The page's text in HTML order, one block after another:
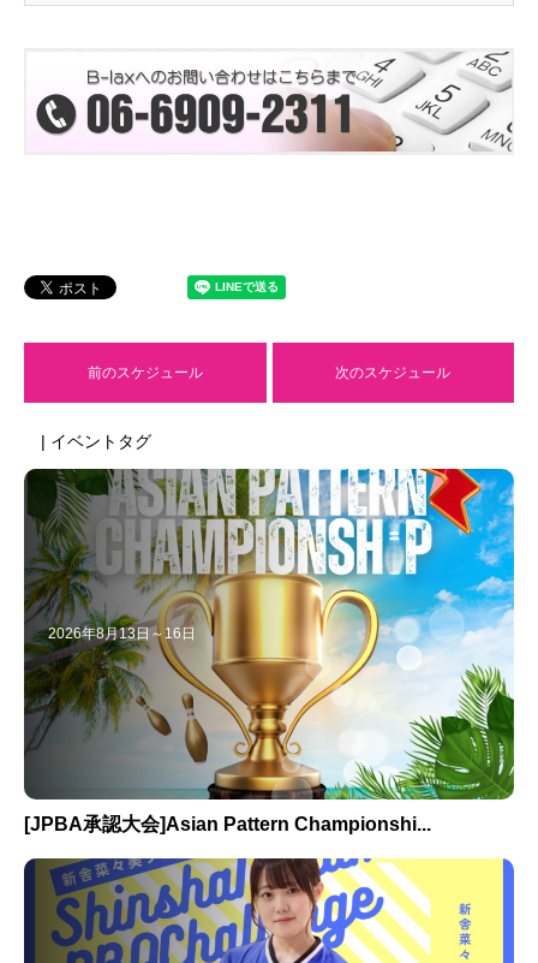
前のスケジュール 次のスケジュール
| イベントタグ
2026年8月13日～16日
[JPBA承認大会]Asian Pattern Championshi...